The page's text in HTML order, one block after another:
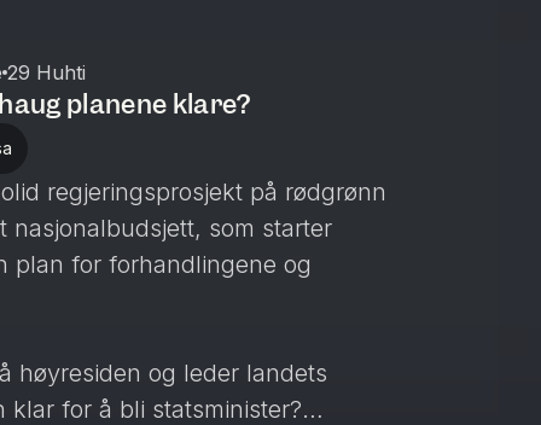
29 Huhti
planene klare?
regjeringsprosjekt på rødgrønn
nasjonalbudsjett, som starter
plan for forhandlingene og
høyresiden og leder landets
for å bli statsminister?